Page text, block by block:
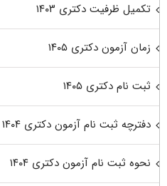
تکمیل ظرفیت دکتری ۱۴۰۳
زمان آزمون دکتری ۱۴۰۵
ثبت نام دکتری ۱۴۰۵
دفترچه ثبت نام آزمون دکتری ۱۴۰۴
نحوه ثبت نام آزمون دکتری ۱۴۰۴